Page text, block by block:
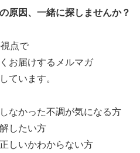
原因、一緒に探しませんか？
点で
お届けするメルマガ
ています。
なかった不調が気になる方
したい方
しいかわからない方